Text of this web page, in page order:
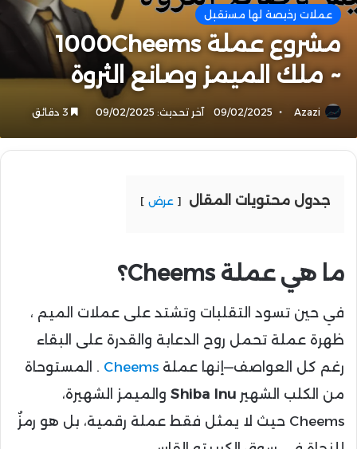
عملات رخيصة لها مستقبل
مشروع عملة 1000Cheems
~ ملك الميمز وصانع الثروة
Azazi
09/02/2025 آخر تحديث: 09/02/2025
جدول محتويات المقال عرض
ما هي عملة Cheems؟
في حين تسود التقلبات وتشتد على عملات الميم ،
ظهرة عملة تحمل روح الدعابة والقدرة على البقاء
رغم كل العواصف—إنها عملة Cheems . المستوحاة
من الكلب الشهير Shiba Inu والميمز الشهيرة،
Cheems حيث لا يمثل فقط عملة رقمية، بل هو رمزٌ